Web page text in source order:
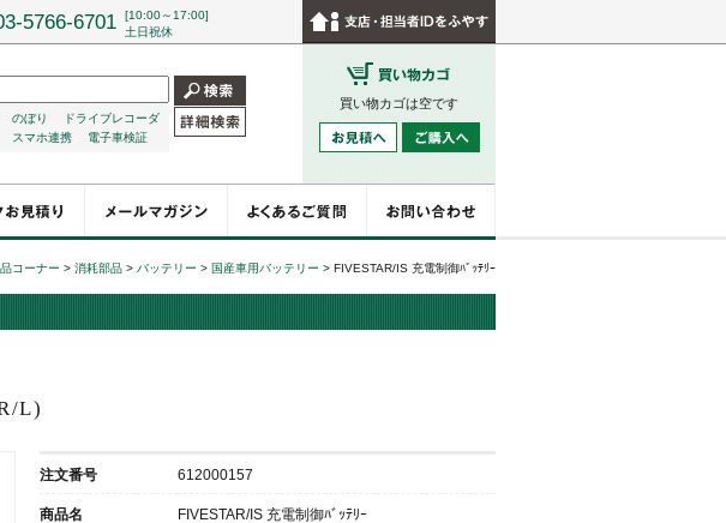
5766-6701
[10:00～17:00]
土日祝休
のぼり
ドライブレコーダ
スマホ連携 電子車検証
買い物カゴは空です
コーナー > 消耗部品 > バッテリー > 国産車用バッテリー > FIVESTAR/IS 充電制御ﾊﾞｯﾃﾘｰ
L)
注文番号 612000157
商品名 FIVESTAR/IS 充電制御ﾊﾞｯﾃﾘｰ